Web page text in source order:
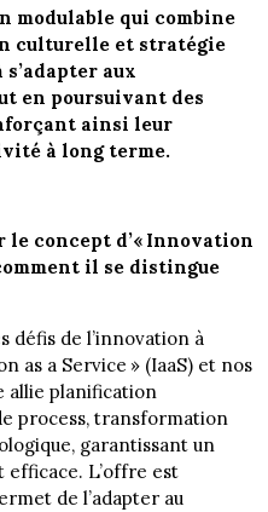
modulable qui combine
culturelle et stratégie
aux
en poursuivant des
ainsi leur
à long terme.
le concept d’« Innovation
il se distingue
défis de l’innovation à
as a Service » (IaaS) et nos
allie planification
process, transformation
garantissant un
efficace. L’offre est
de l’adapter au